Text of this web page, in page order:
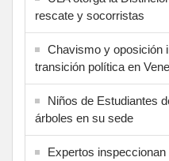
rescate y socorristas
Chavismo y oposición
transición política en
Niños de Estudiantes
árboles en su sede
Expertos